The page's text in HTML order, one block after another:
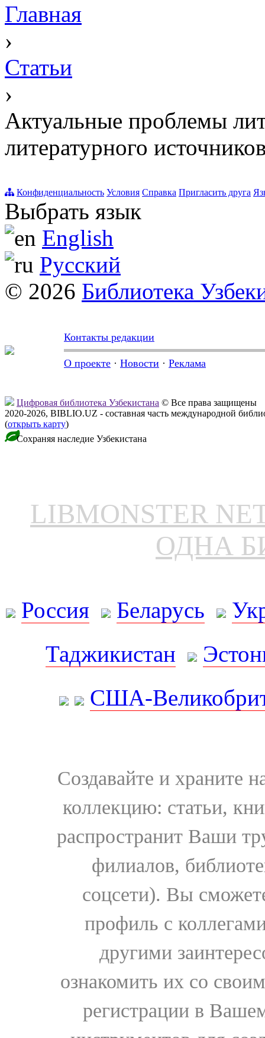
Главная
›
Статьи
›
Актуальные проблемы
литературного
Конфиденциальность Условия Справка Пригласить друга
Выбрать язык
English
Русский
© 2026 Библиотека
Контакты редакции
О проекте · Новости · Реклама
Цифровая библиотека Узбекистана © Все права защищены
2020-2026, BIBLIO.UZ - составная часть международной
(открыть карту)
Сохраняя наследие Узбекистана
LIBMONSTER
ОДНА
Россия Беларусь
Таджикистан
США-
Создавайте и храните
коллекцию: статьи,
распространит Ваши
филиалов,
соцсети). Вы
профиль с
другими
ознакомить их со
регистрации в